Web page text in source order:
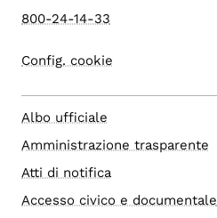
800-24-14-33
Config. cookie
Albo ufficiale
Amministrazione trasparente
Atti di notifica
Accesso civico e documentale